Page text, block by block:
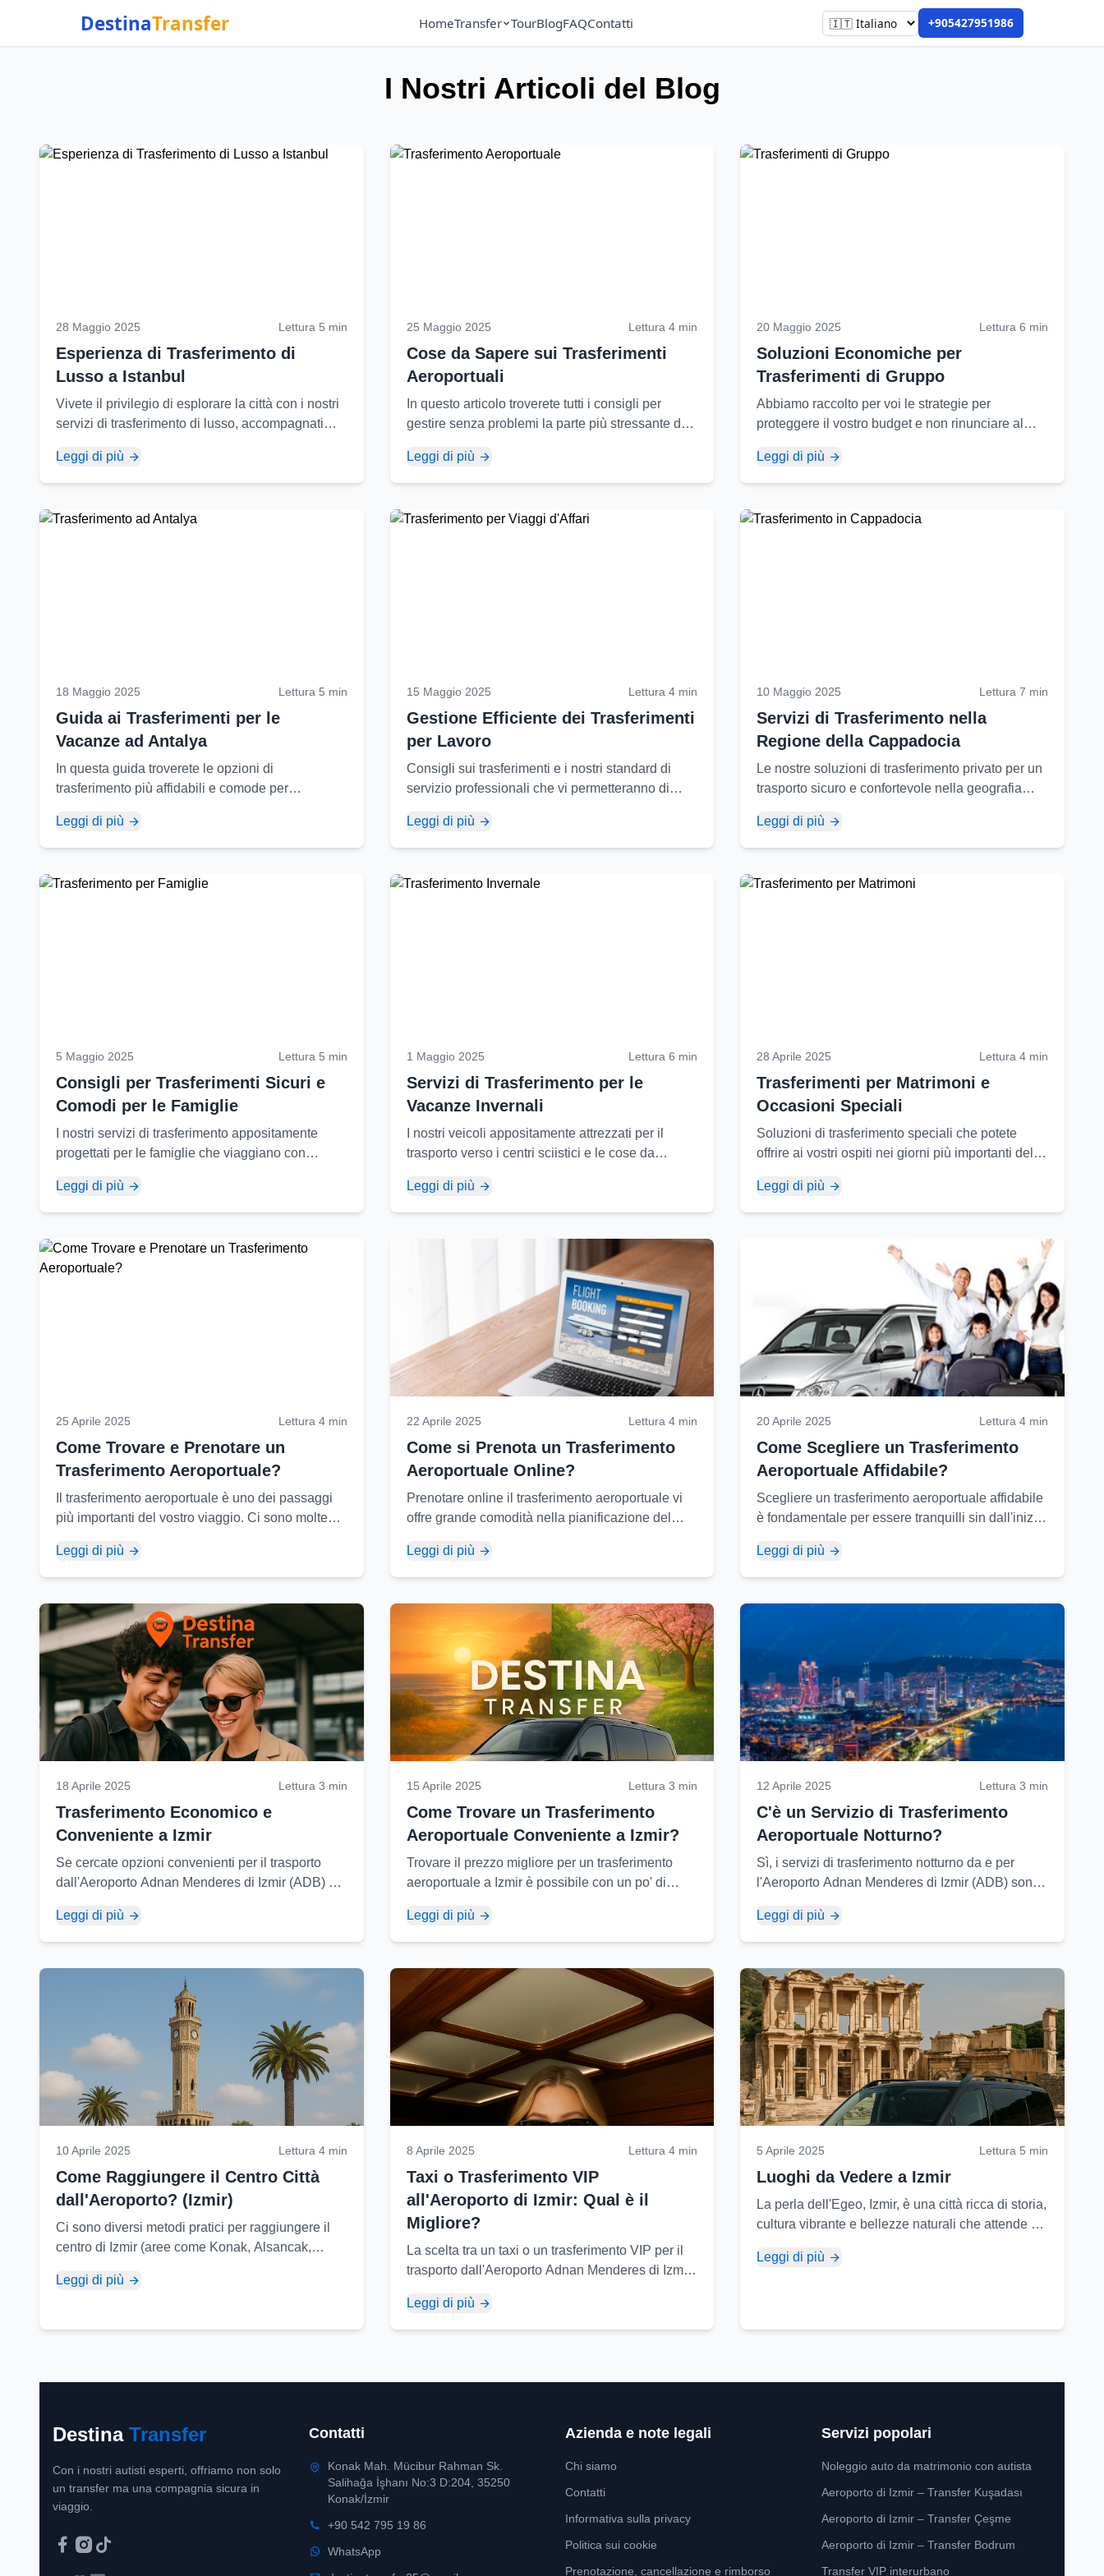
DestinaTransfer HomeTransfer TourBlogFAQContatti +905427951986
I Nostri Articoli del Blog
28 Maggio 2025 Lettura 5 min
Esperienza di Trasferimento di
Lusso a Istanbul
Vivete il privilegio di esplorare la città con i nostri
servizi di trasferimento di lusso, accompagnati
VIP e autisti professionisti...
Leggi di più
25 Maggio 2025 Lettura 4 min
Cose da Sapere sui Trasferimenti
Aeroportuali
In questo articolo troverete tutti i consigli per
gestire senza problemi la parte più stressante del
Leggi di più
20 Maggio 2025 Lettura 6 min
Soluzioni Economiche per
Trasferimenti di Gruppo
Abbiamo raccolto per voi le strategie per
proteggere il vostro budget e non rinunciare al
gruppi numerosi...
Leggi di più
18 Maggio 2025 Lettura 5 min
Guida ai Trasferimenti per le
Vacanze ad Antalya
In questa guida troverete le opzioni di
trasferimento più affidabili e comode per
Antalya...
Leggi di più
15 Maggio 2025 Lettura 4 min
Gestione Efficiente dei Trasferimenti
per Lavoro
Consigli sui trasferimenti e i nostri standard di
servizio professionali che vi permetteranno di
di lavoro...
Leggi di più
10 Maggio 2025 Lettura 7 min
Servizi di Trasferimento nella
Regione della Cappadocia
Le nostre soluzioni di trasferimento privato per un
trasporto sicuro e confortevole nella geografia
sulla regione...
Leggi di più
5 Maggio 2025 Lettura 5 min
Consigli per Trasferimenti Sicuri e
Comodi per le Famiglie
I nostri servizi di trasferimento appositamente
progettati per le famiglie che viaggiano con
vostro viaggio...
Leggi di più
1 Maggio 2025 Lettura 6 min
Servizi di Trasferimento per le
Vacanze Invernali
I nostri veicoli appositamente attrezzati per il
trasporto verso i centri sciistici e le cose da
invernali...
Leggi di più
28 Aprile 2025 Lettura 4 min
Trasferimenti per Matrimoni e
Occasioni Speciali
Soluzioni di trasferimento speciali che potete
offrire ai vostri ospiti nei giorni più importanti della
Leggi di più
25 Aprile 2025 Lettura 4 min
Come Trovare e Prenotare un
Trasferimento Aeroportuale?
Il trasferimento aeroportuale è uno dei passaggi
più importanti del vostro viaggio. Ci sono molte
sicuro tra l'aeroporto e la vostra destinazione...
Leggi di più
22 Aprile 2025 Lettura 4 min
Come si Prenota un Trasferimento
Aeroportuale Online?
Prenotare online il trasferimento aeroportuale vi
offre grande comodità nella pianificazione del
passaggi...
Leggi di più
20 Aprile 2025 Lettura 4 min
Come Scegliere un Trasferimento
Aeroportuale Affidabile?
Scegliere un trasferimento aeroportuale affidabile
è fondamentale per essere tranquilli sin dall'inizio
attenzione...
Leggi di più
18 Aprile 2025 Lettura 3 min
Trasferimento Economico e
Conveniente a Izmir
Se cercate opzioni convenienti per il trasporto
dall'Aeroporto Adnan Menderes di Izmir (ADB) al
alternative...
Leggi di più
15 Aprile 2025 Lettura 3 min
Come Trovare un Trasferimento
Aeroportuale Conveniente a Izmir?
Trovare il prezzo migliore per un trasferimento
aeroportuale a Izmir è possibile con un po' di
attenzione...
Leggi di più
12 Aprile 2025 Lettura 3 min
C'è un Servizio di Trasferimento
Aeroportuale Notturno?
Sì, i servizi di trasferimento notturno da e per
l'Aeroporto Adnan Menderes di Izmir (ADB) sono
per i vostri voli notturni...
Leggi di più
10 Aprile 2025 Lettura 4 min
Come Raggiungere il Centro Città
dall'Aeroporto? (Izmir)
Ci sono diversi metodi pratici per raggiungere il
centro di Izmir (aree come Konak, Alsancak,
Izmir (ADB)...
Leggi di più
8 Aprile 2025 Lettura 4 min
Taxi o Trasferimento VIP
all'Aeroporto di Izmir: Qual è il
Migliore?
La scelta tra un taxi o un trasferimento VIP per il
trasporto dall'Aeroporto Adnan Menderes di Izmir
Ecco un confronto...
Leggi di più
5 Aprile 2025 Lettura 5 min
Luoghi da Vedere a Izmir
La perla dell'Egeo, Izmir, è una città ricca di storia,
cultura vibrante e bellezze naturali che attende di
perdere quando visitate Izmir...
Leggi di più
DestinaTransfer
Con i nostri autisti esperti, offriamo non solo
un transfer ma una compagnia sicura in
viaggio.
Contatti
Konak Mah. Mücibur Rahman Sk.
Salihağa İşhanı No:3 D:204, 35250
Konak/İzmir
+90 542 795 19 86
WhatsApp
Azienda e note legali
Chi siamo
Contatti
Informativa sulla privacy
Politica sui cookie
Prenotazione, cancellazione e rimborso
Servizi popolari
Noleggio auto da matrimonio con autista
Aeroporto di Izmir – Transfer Kuşadası
Aeroporto di Izmir – Transfer Çeşme
Aeroporto di Izmir – Transfer Bodrum
Transfer VIP interurbano